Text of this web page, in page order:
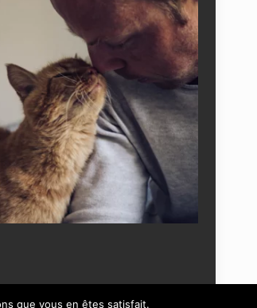
que vous en êtes satisfait.